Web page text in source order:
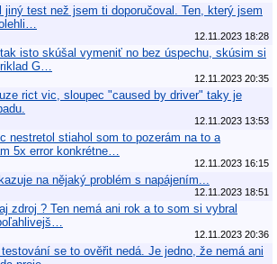
test než jsem ti doporučoval. Ten, který jsem
12.11.2023 18:28
isto skúšal vymeniť no bez úspechu, skúsim si
G…
12.11.2023 20:35
rict vic, sloupec "caused by driver" taky je
12.11.2023 13:53
nestretol stiahol som to pozerám na to a
5x error konkrétne…
12.11.2023 16:15
na nějaký problém s napájením...
12.11.2023 18:51
zdroj ? Ten nemá ani rok a to som si vybral
12.11.2023 20:36
se to ověřit nedá. Je jedno, že nemá ani